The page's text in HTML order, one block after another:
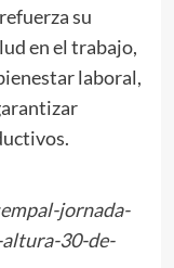
su
en el trabajo,
laboral,
jornada-
30-de-